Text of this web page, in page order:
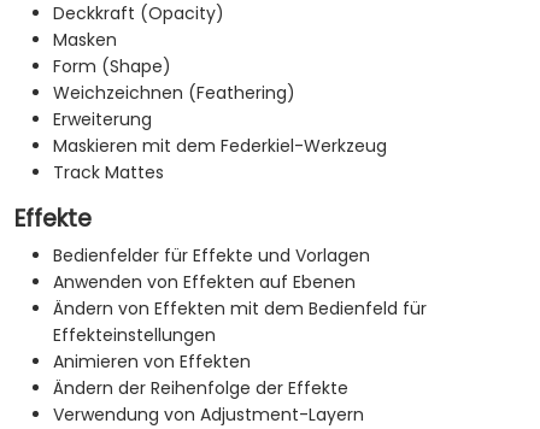
Deckkraft (Opacity)
Masken
Form (Shape)
Weichzeichnen (Feathering)
Erweiterung
Maskieren mit dem Federkiel-Werkzeug
Track Mattes
Effekte
Bedienfelder für Effekte und Vorlagen
Anwenden von Effekten auf Ebenen
Ändern von Effekten mit dem Bedienfeld für
Effekteinstellungen
Animieren von Effekten
Ändern der Reihenfolge der Effekte
Verwendung von Adjustment-Layern